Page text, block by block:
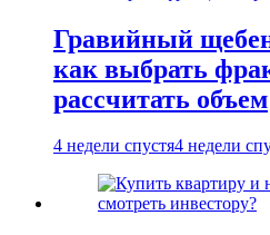
Гравийный
как выбрать
рассчитать объем
4 недели спустя4 недели